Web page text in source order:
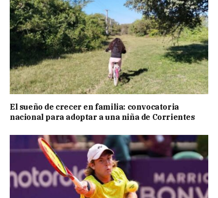
El sueño de crecer en familia: convocatoria
nacional para adoptar a una niña de Corrientes